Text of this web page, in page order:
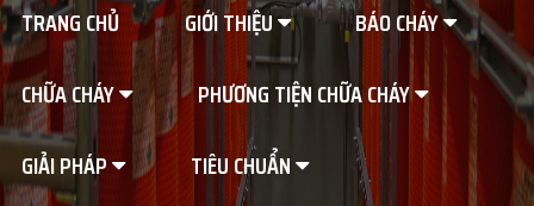
TRANG CHỦ GIỚI THIỆU
BÁO CHÁY
CHỮA CHÁY
PHƯƠNG TIỆN CHỮA CHÁY
GIẢI PHÁP
TIÊU CHUẨN